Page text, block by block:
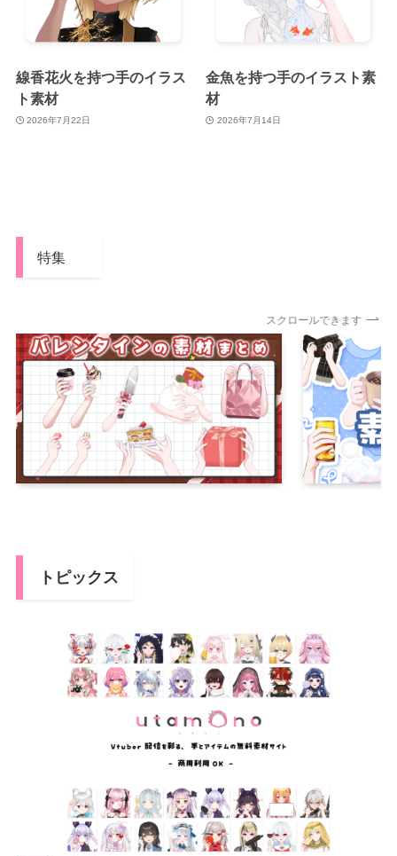
線香花火を持つ手のイラス
ト素材
2026年7月22日
金魚を持つ手のイラスト素
材
2026年7月14日
特集
スクロールできます
トピックス